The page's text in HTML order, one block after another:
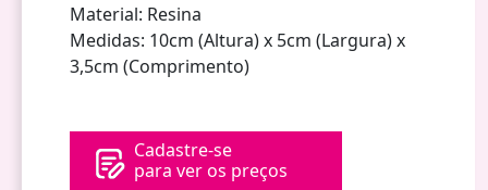
Material: Resina
Medidas: 10cm (Altura) x 5cm (Largura) x
3,5cm (Comprimento)
Cadastre-se
para ver os preços